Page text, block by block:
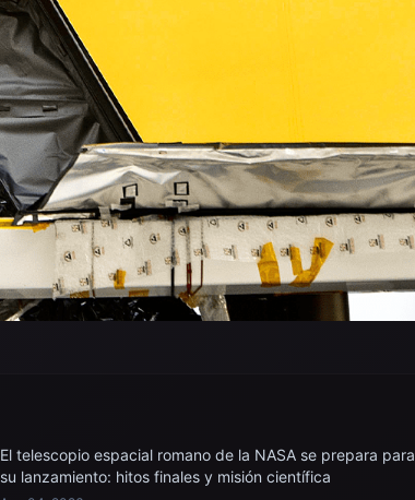
El telescopio espacial romano de la NASA se prepara para
su lanzamiento: hitos finales y misión científica